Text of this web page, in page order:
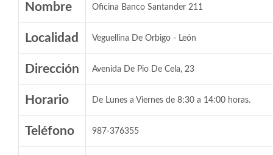
Nombre Oficina Banco Santander 211
Localidad Veguellina De Orbigo - León
Dirección Avenida De Pio De Cela, 23
Horario De Lunes a Viernes de 8:30 a 14:00 horas.
Teléfono 987-376355